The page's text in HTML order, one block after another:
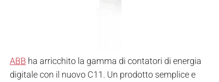
ABB ha arricchito la gamma di contatori di energia
digitale con il nuovo C11. Un prodotto semplice e